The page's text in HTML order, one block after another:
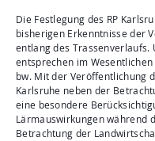
Die Festlegung des RP
bisherigen Erkenntnisse der
entlang des Trassenverlaufs.
entsprechen im
bw. Mit der Veröffentlichung
Karlsruhe neben der
eine besondere
Lärmauswirkungen während
Betrachtung der